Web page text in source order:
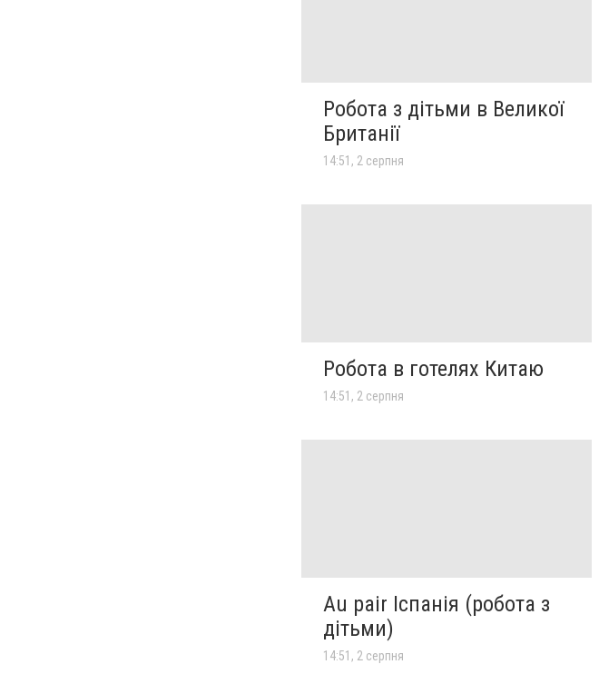
Робота з дітьми в Великої
Британії
14:51, 2 серпня
Робота в готелях Китаю
14:51, 2 серпня
Au pair Іспанія (робота з
дітьми)
14:51, 2 серпня